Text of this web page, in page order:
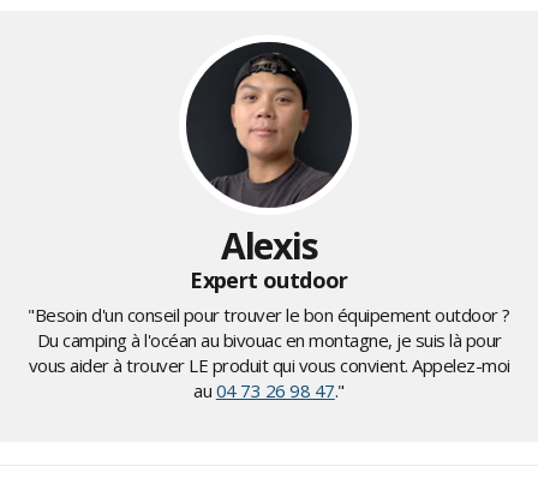
Alexis
Expert outdoor
"Besoin d'un conseil pour trouver le bon équipement outdoor ?
Du camping à l'océan au bivouac en montagne, je suis là pour
vous aider à trouver LE produit qui vous convient. Appelez-moi
au 04 73 26 98 47."